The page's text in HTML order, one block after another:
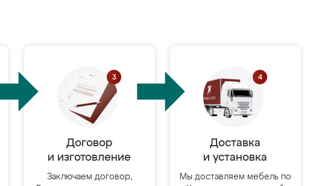
Договор
и изготовление
Заключаем договор,
Доставка
и установка
Мы доставляем мебель по